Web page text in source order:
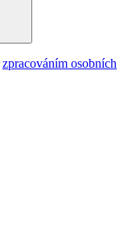
zpracováním osobních